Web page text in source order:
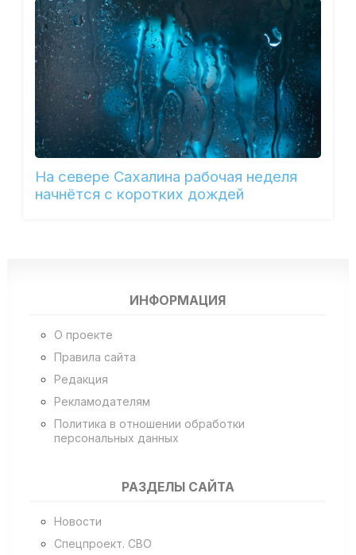
На севере Сахалина рабочая неделя
начнётся с коротких дождей
ИНФОРМАЦИЯ
О проекте
Правила сайта
Редакция
Рекламодателям
Политика в отношении обработки
персональных данных
РАЗДЕЛЫ САЙТА
Новости
Спецпроект. СВО